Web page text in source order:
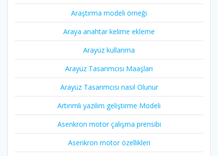
Araştırma modeli örneği
Araya anahtar kelime ekleme
Arayüz kullanma
Arayüz Tasarımcısı Maaşları
Arayüz Tasarımcısı nasıl Olunur
Artırımlı yazılım geliştirme Modeli
Asenkron motor çalışma prensibi
Asenkron motor özellikleri